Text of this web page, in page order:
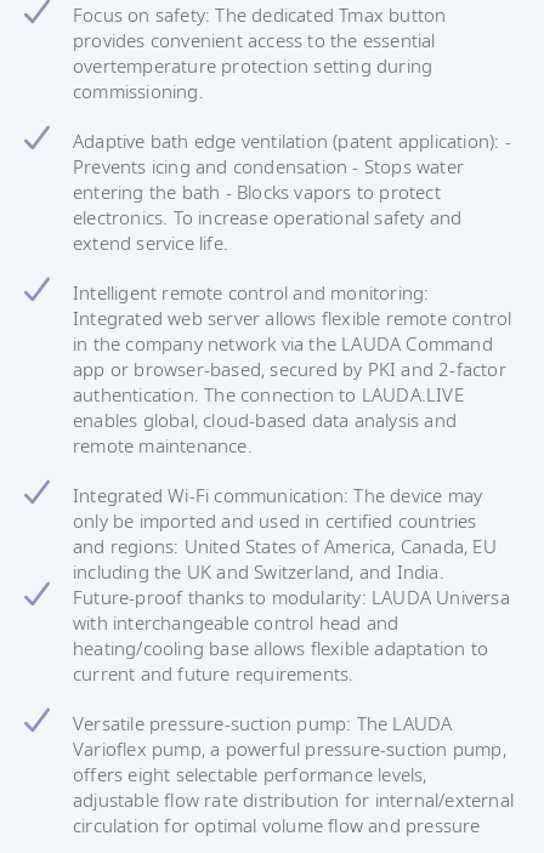
Focus on safety: The dedicated Tmax button
provides convenient access to the essential
overtemperature protection setting during
commissioning.
Adaptive bath edge ventilation (patent application): -
Prevents icing and condensation - Stops water
entering the bath - Blocks vapors to protect
electronics. To increase operational safety and
extend service life.
Intelligent remote control and monitoring:
Integrated web server allows flexible remote control
in the company network via the LAUDA Command
app or browser-based, secured by PKI and 2-factor
authentication. The connection to LAUDA.LIVE
enables global, cloud-based data analysis and
remote maintenance.
Integrated Wi-Fi communication: The device may
only be imported and used in certified countries
and regions: United States of America, Canada, EU
including the UK and Switzerland, and India.
Future-proof thanks to modularity: LAUDA Universa
with interchangeable control head and
heating/cooling base allows flexible adaptation to
current and future requirements.
Versatile pressure-suction pump: The LAUDA
Varioflex pump, a powerful pressure-suction pump,
offers eight selectable performance levels,
adjustable flow rate distribution for internal/external
circulation for optimal volume flow and pressure